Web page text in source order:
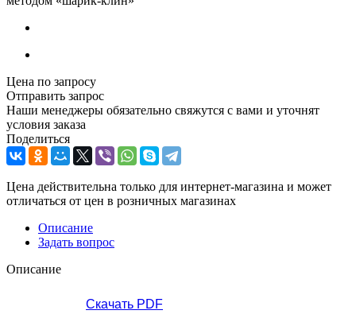
Цена по запросу
Отправить запрос
Наши менеджеры обязательно свяжутся с вами и уточнят
условия заказа
Поделиться
Цена действительна только для интернет-магазина и может
отличаться от цен в розничных магазинах
Описание
Задать вопрос
Описание
Скачать PDF